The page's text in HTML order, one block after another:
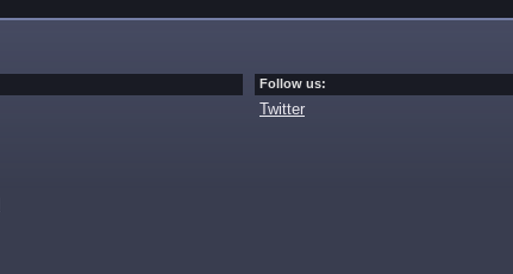
Follow us:
Twitter